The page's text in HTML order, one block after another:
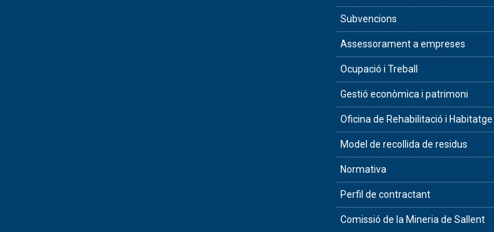
Subvencions
Assessorament a empreses
Ocupació i Treball
Gestió econòmica i patrimoni
Oficina de Rehabilitació i Habitatge
Model de recollida de residus
Normativa
Perfil de contractant
Comissió de la Mineria de Sallent